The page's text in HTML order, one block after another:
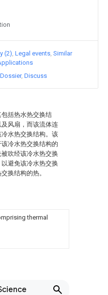
括热水热交换结
风扇，而该流体连
水热交换结构。该
冷水热交换结构的
吹经该冷水热交换
避免该冷水热交换
换结构的热。
thermal
(2) Legal events Similar
Discuss